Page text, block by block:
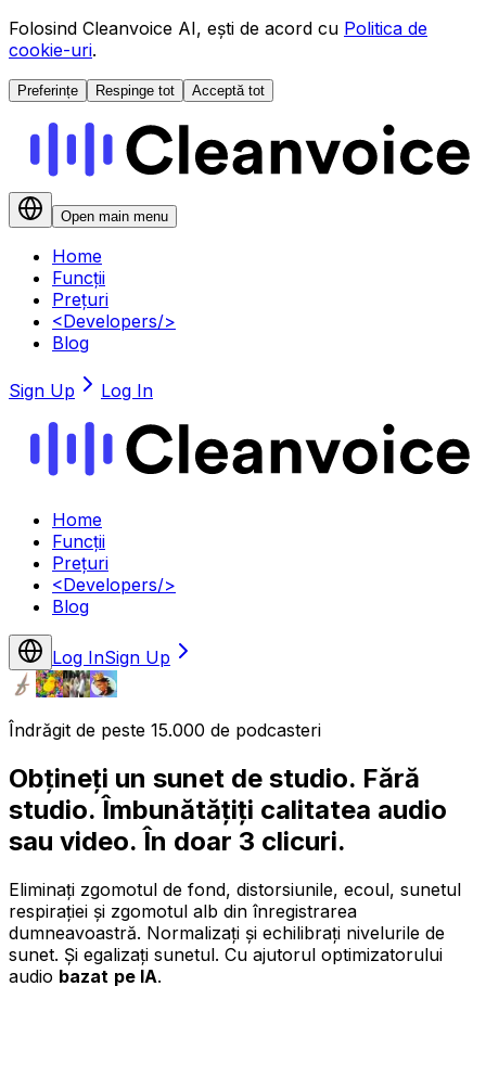
Folosind Cleanvoice AI, ești de acord cu Politica de
cookie-uri.
Preferințe Respinge tot Acceptă tot
Open main menu
Home
Funcții
Prețuri
<Developers/>
Blog
Sign Up Log In
Home
Funcții
Prețuri
<Developers/>
Blog
Log InSign Up
Îndrăgit de peste 15.000 de podcasteri
Obțineți un sunet de studio. Fără
studio. Îmbunătățiți calitatea audio
sau video. În doar 3 clicuri.
Eliminați zgomotul de fond, distorsiunile, ecoul, sunetul
respirației și zgomotul alb din înregistrarea
dumneavoastră. Normalizați și echilibrați nivelurile de
sunet. Și egalizați sunetul. Cu ajutorul optimizatorului
audio bazat pe IA.